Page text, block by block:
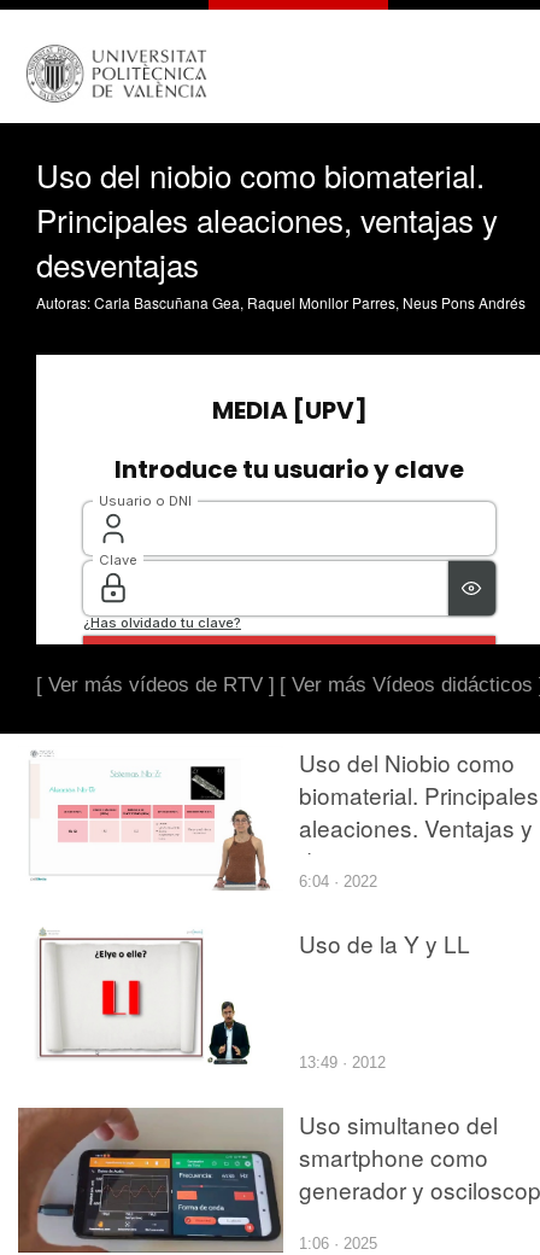
Uso del niobio como biomaterial.
Principales aleaciones, ventajas y
desventajas
Autoras: Carla Bascuñana Gea, Raquel Monllor Parres, Neus Pons Andrés
[ Ver más vídeos de RTV ] [ Ver más Vídeos didácticos
Uso del Niobio como
biomaterial. Principales
aleaciones. Ventajas y
desventajas.
6:04 · 2022
Uso de la Y y LL
13:49 · 2012
Uso simultaneo del
smartphone como
generador y
1:06 · 2025